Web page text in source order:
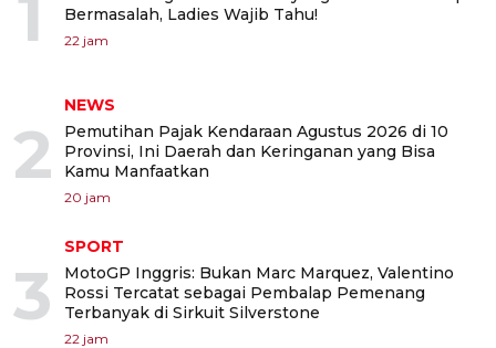
1
Bermasalah, Ladies Wajib Tahu!
22 jam
2
NEWS
Pemutihan Pajak Kendaraan Agustus 2026 di 10
Provinsi, Ini Daerah dan Keringanan yang Bisa
Kamu Manfaatkan
20 jam
3
SPORT
MotoGP Inggris: Bukan Marc Marquez, Valentino
Rossi Tercatat sebagai Pembalap Pemenang
Terbanyak di Sirkuit Silverstone
22 jam